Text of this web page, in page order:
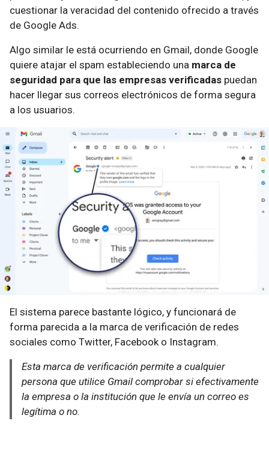
cuestionar la veracidad del contenido ofrecido a través
de Google Ads.
Algo similar le está ocurriendo en Gmail, donde Google
quiere atajar el spam estableciendo una marca de
seguridad para que las empresas verificadas puedan
hacer llegar sus correos electrónicos de forma segura
a los usuarios.
El sistema parece bastante lógico, y funcionará de
forma parecida a la marca de verificación de redes
sociales como Twitter, Facebook o Instagram.
Esta marca de verificación permite a cualquier
persona que utilice Gmail comprobar si efectivamente
la empresa o la institución que le envía un correo es
legítima o no.